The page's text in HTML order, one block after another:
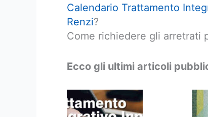
Calendario Trattamento
Renzi?
Come richiedere gli arretrati
Ecco gli ultimi articoli